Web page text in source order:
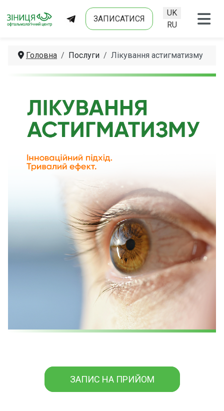
ЗАПИСАТИСЯ
Оберіть свою
UK
RU
Головна Послуги Лікування астигматизму
ЗАПИС НА ПРИЙОМ